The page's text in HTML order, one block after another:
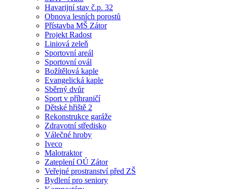
Havarijní stav č.p. 32
Obnova lesních porostů
Přístavba MŠ Zátor
Projekt Radost
Liniová zeleň
Sportovní areál
Sportovní ovál
Božítělová kaple
Evangelická kaple
Sběrný dvůr
Sport v příhraničí
Dětské hřiště 2
Rekonstrukce garáže
Zdravotní středisko
Válečné hroby
Iveco
Malotraktor
Zateplení OÚ Zátor
Veřejné prostranství před ZŠ
Bydlení pro seniory